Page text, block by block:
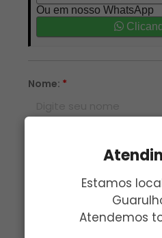
Estamos
Atendemos
Ou em nosso WhatsApp
Nome: *
Mensagem:*